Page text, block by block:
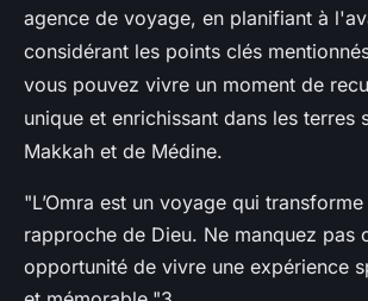
agence de voyage, en planifiant à
considérant les points clés
vous pouvez vivre un moment de
unique et enrichissant dans les terres
Makkah et de Médine.
"L’Omra est un voyage qui
rapproche de Dieu. Ne manquez pas
opportunité de vivre une expérience